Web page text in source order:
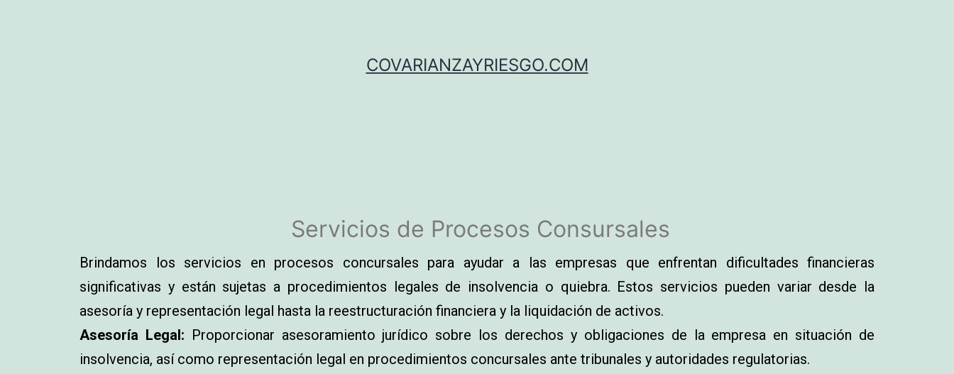
COVARIANZAYRIESGO.COM
Servicios de Procesos Consursales
Brindamos los servicios en procesos concursales para ayudar a las empresas que enfrentan dificultades financieras
significativas y están sujetas a procedimientos legales de insolvencia o quiebra. Estos servicios pueden variar desde la
asesoría y representación legal hasta la reestructuración financiera y la liquidación de activos.
Asesoría Legal: Proporcionar asesoramiento jurídico sobre los derechos y obligaciones de la empresa en situación de
insolvencia, así como representación legal en procedimientos concursales ante tribunales y autoridades regulatorias.